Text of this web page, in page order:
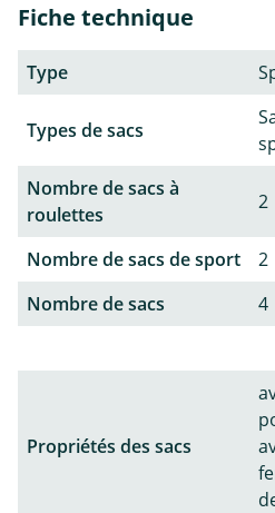
Fiche technique
Type
Types de sacs
Nombre de sacs à
roulettes
2
Nombre de sacs de sport
2
Nombre de sacs
4
Propriétés des sacs